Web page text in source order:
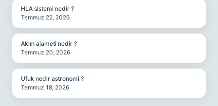
HLA sistemi nedir ?
Temmuz 22, 2026
Aklın alameti nedir ?
Temmuz 20, 2026
Ufuk nedir astronomi ?
Temmuz 18, 2026